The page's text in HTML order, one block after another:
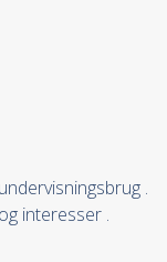
.
interesser .